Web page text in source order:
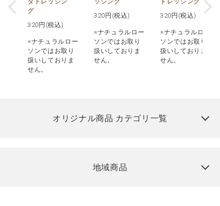
グ
320 円(税込)
※ナチュラルロー
ソンではお取り
扱いしておりま
せん。
320 円(税込)
※ナチュラルロー
ソンではお取り
扱いしておりま
せん。
320 円(税込)
※ナチュラルロー
ソンではお取り
扱いしておりま
せん。
オリジナル商品 カテゴリ一覧
地域商品